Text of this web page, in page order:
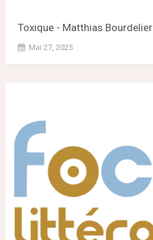
Toxique - Matthias Bourdelier
Mai 27, 2025